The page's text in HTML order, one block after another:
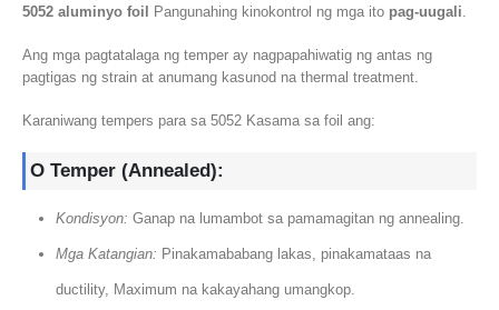
5052 aluminyo foil
Pangunahing kinokontrol ng mga ito pag-uugali.
Ang mga pagtatalaga ng temper ay nagpapahiwatig ng antas ng
pagtigas ng strain at anumang kasunod na thermal treatment.
Karaniwang tempers para sa 5052 Kasama sa foil ang:
O Temper (Annealed):
Kondisyon: Ganap na lumambot sa pamamagitan ng annealing.
Mga Katangian: Pinakamababang lakas, pinakamataas na
ductility, Maximum na kakayahang umangkop.